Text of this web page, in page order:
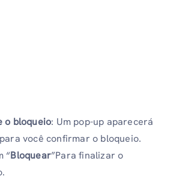
o bloqueio: Um pop-up aparecerá
você confirmar o bloqueio.
“Bloquear”Para finalizar o